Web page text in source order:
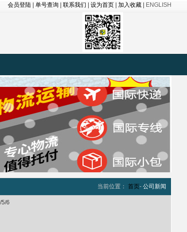
会员登陆 单号查询 联系我们 设为首页 加入收藏 ENGLISH
当前位置： 首页- 公司新闻
6